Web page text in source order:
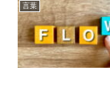
言葉